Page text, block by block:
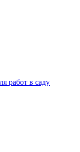
работ в саду